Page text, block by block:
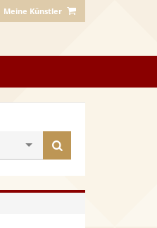
Meine Künstler
finden